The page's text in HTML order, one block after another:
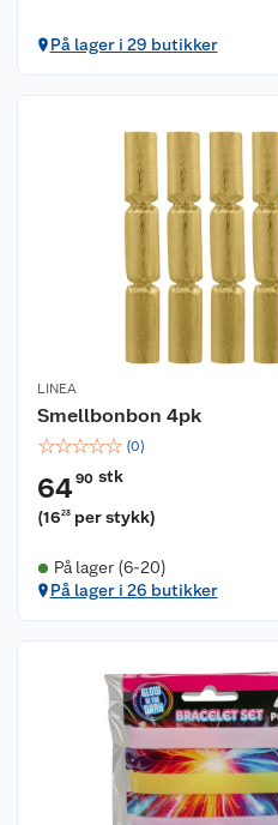
På lager i 29 butikker
LINEA
Smellbonbon 4pk
☆☆☆☆☆ (0)
6490 stk
(1623 per stykk)
På lager (6-20)
På lager i 26 butikker